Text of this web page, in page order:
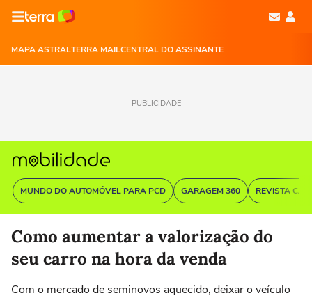
MAPA ASTRALTERRA MAILCENTRAL DO ASSINANTE
PUBLICIDADE
MUNDO DO AUTOMÓVEL PARA PCD GARAGEM 360 REVISTA
Como aumentar a valorização do
seu carro na hora da venda
Com o mercado de seminovos aquecido, deixar o veículo